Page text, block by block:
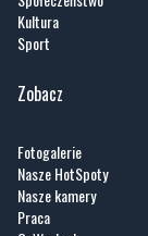
Zobacz
Nasze HotSpoty
GoWork.pl
dlafirm.pracuj.pl
Kociewie24.pl - portal
wiadomości z Twojej